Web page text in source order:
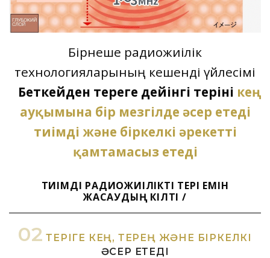
Бірнеше радиожиілік
технологияларының кешенді үйлесімі
Беткейден тереңге дейінгі терінің кең
ауқымына бір мезгілде әсер етеді
тиімді және біркелкі әрекетті
қамтамасыз етеді
ТИІМДІ РАДИОЖИІЛІКТІ ТЕРІ ЕМІН
ЖАСАУДЫҢ КІЛТІ /
02 ТЕРІГЕ КЕҢ, ТЕРЕҢ ЖӘНЕ БІРКЕЛКІ
ӘСЕР ЕТЕДІ